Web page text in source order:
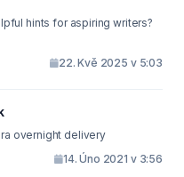
hints for aspiring writers?
22. Kvě 2025 v 5:03
http://viagriyvik.com/ viagra overnight delivery
14. Úno 2021 v 3:56